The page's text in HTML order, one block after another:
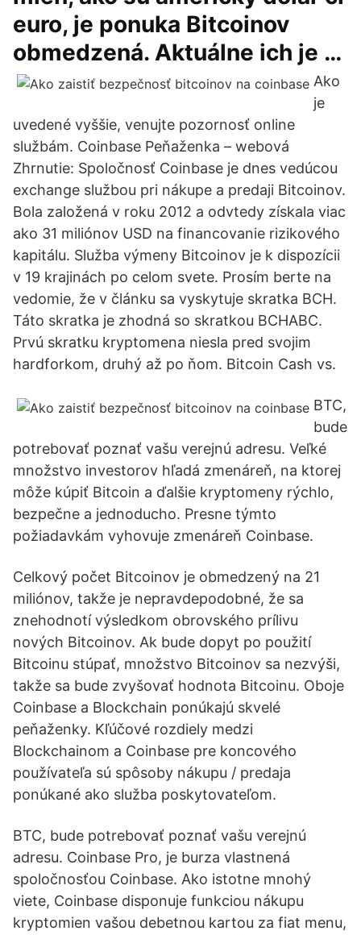
euro, je ponuka Bitcoinov
obmedzená. Aktuálne ich je …
Ako
je
uvedené vyššie, venujte pozornosť online
službám. Coinbase Peňaženka – webová
Zhrnutie: Spoločnosť Coinbase je dnes vedúcou
exchange službou pri nákupe a predaji Bitcoinov.
Bola založená v roku 2012 a odvtedy získala viac
ako 31 miliónov USD na financovanie rizikového
kapitálu. Služba výmeny Bitcoinov je k dispozícii
v 19 krajinách po celom svete. Prosím berte na
vedomie, že v článku sa vyskytuje skratka BCH.
Táto skratka je zhodná so skratkou BCHABC.
Prvú skratku kryptomena niesla pred svojim
hardforkom, druhý až po ňom. Bitcoin Cash vs.
BTC,
bude
potrebovať poznať vašu verejnú adresu. Veľké
množstvo investorov hľadá zmenáreň, na ktorej
môže kúpiť Bitcoin a ďalšie kryptomeny rýchlo,
bezpečne a jednoducho. Presne týmto
požiadavkám vyhovuje zmenáreň Coinbase.
Celkový počet Bitcoinov je obmedzený na 21
miliónov, takže je nepravdepodobné, že sa
znehodnotí výsledkom obrovského prílivu
nových Bitcoinov. Ak bude dopyt po použití
Bitcoinu stúpať, množstvo Bitcoinov sa nezvýši,
takže sa bude zvyšovať hodnota Bitcoinu. Oboje
Coinbase a Blockchain ponúkajú skvelé
peňaženky. Kľúčové rozdiely medzi
Blockchainom a Coinbase pre koncového
používateľa sú spôsoby nákupu / predaja
ponúkané ako služba poskytovateľom.
BTC, bude potrebovať poznať vašu verejnú
adresu. Coinbase Pro, je burza vlastnená
spoločnosťou Coinbase. Ako istotne mnohý
viete, Coinbase disponuje funkciou nákupu
kryptomien vašou debetnou kartou za fiat menu,